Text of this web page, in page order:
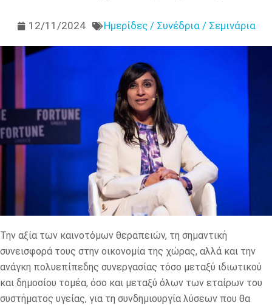
12/11/2024 Ημερίδες / Συνέδρια / Σεμινάρια
Την αξία των καινοτόμων θεραπειών, τη σημαντική
συνεισφορά τους στην οικονομία της χώρας, αλλά και την
ανάγκη πολυεπίπεδης συνεργασίας τόσο μεταξύ ιδιωτικού
και δημοσίου τομέα, όσο και μεταξύ όλων των εταίρων του
συστήματος υγείας, για τη συνδημιουργία λύσεων που θα